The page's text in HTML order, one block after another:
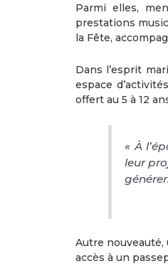
Parmi elles,
prestations
la Fête,
Dans l’esprit
espace
offert au 5 à 12
« À
leur
Autre
accès à un